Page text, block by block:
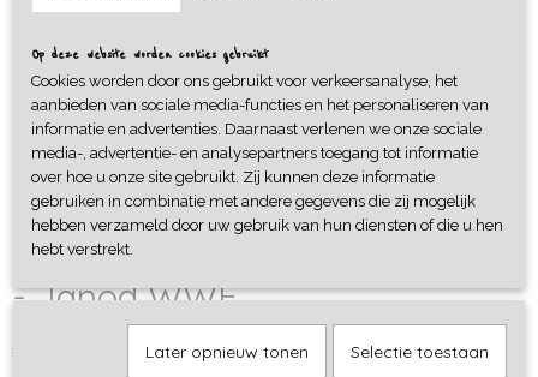
Magnetisch Bord Flora & Fauna
- Janod WWF
€ 31,99
Op deze website worden cookies gebruikt
Cookies worden door ons gebruikt voor verkeersanalyse, het
aanbieden van sociale media-functies en het personaliseren van
informatie en advertenties. Daarnaast verlenen we onze sociale
media-, advertentie- en analysepartners toegang tot informatie
over hoe u onze site gebruikt. Zij kunnen deze informatie
gebruiken in combinatie met andere gegevens die zij mogelijk
hebben verzameld door uw gebruik van hun diensten of die u hen
hebt verstrekt.
Later opnieuw tonen Selectie toestaan